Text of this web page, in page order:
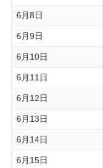
6月8日
6月9日
6月10日
6月11日
6月12日
6月13日
6月14日
6月15日